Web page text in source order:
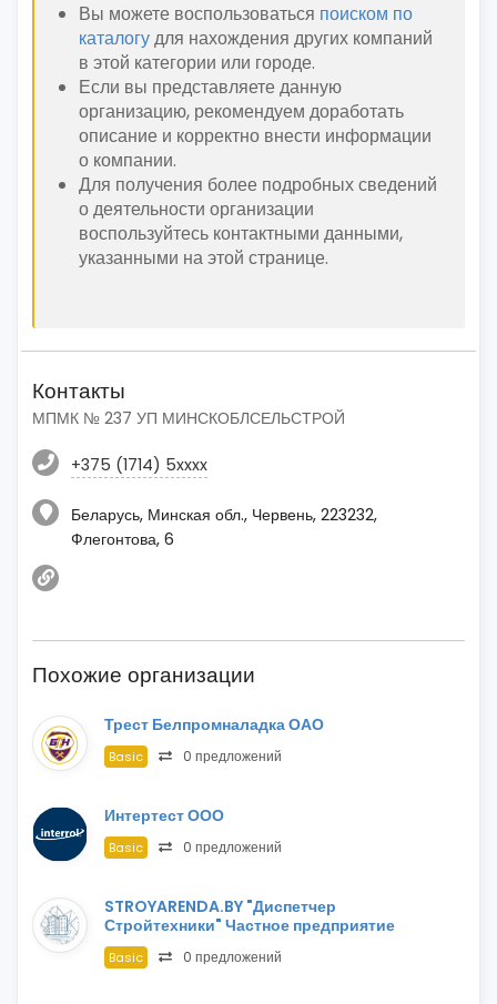
Вы можете воспользоваться поиском по
каталогудля нахождения других компаний
в этой категории или городе.
Если вы представляете данную
организацию, рекомендуем доработать
описание и корректно внести информации
о компании.
Для получения более подробных сведений
о деятельности организации
воспользуйтесь контактными данными,
указанными на этой странице.
Контакты
МПМК № 237 УП МИНСКОБЛСЕЛЬСТРОЙ
+375 (1714) 5xxxx
Беларусь, Минская обл., Червень, 223232,
Флегонтова, 6
Похожие организации
Трест Белпромналадка ОАО
Basic 0 предложений
Интертест ООО
Basic 0 предложений
STROYARENDA.BY "Диспетчер
Стройтехники" Частное предприятие
Basic 0 предложений